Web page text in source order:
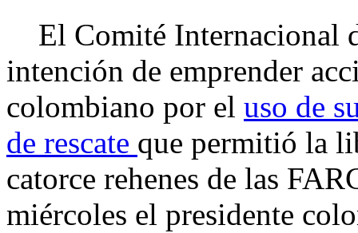
El Comité Internacional
intención de emprender
colombiano por el uso de
de rescate que permitió la
catorce rehenes de las
miércoles el presidente